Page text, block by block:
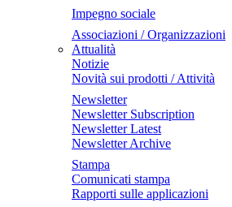
Impegno sociale
Associazioni / Organizzazioni
Attualità
Notizie
Novità sui prodotti / Attività
Newsletter
Newsletter Subscription
Newsletter Latest
Newsletter Archive
Stampa
Comunicati stampa
Rapporti sulle applicazioni